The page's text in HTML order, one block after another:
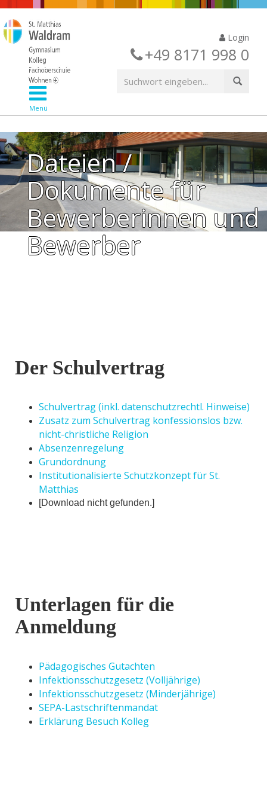
Login
+49 8171 998 0
Menü
Dateien /
Dokumente für
Bewerberinnen und
Bewerber
Der Schulvertrag
Schulvertrag (inkl. datenschutzrechtl. Hinweise)
Zusatz zum Schulvertrag konfessionslos bzw.
nicht-christliche Religion
Absenzenregelung
Grundordnung
Institutionalisierte Schutzkonzept für St.
Matthias
[Download nicht gefunden.]
Unterlagen für die
Anmeldung
Pädagogisches Gutachten
Infektionsschutzgesetz (Volljährige)
Infektionsschutzgesetz (Minderjährige)
SEPA-Lastschriftenmandat
Erklärung Besuch Kolleg